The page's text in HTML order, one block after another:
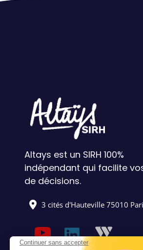
Continuer sans accepter
Altays est un SIRH 100%
indépendant qui facilite
de décisions.
3 cités d'Hauteville 75010